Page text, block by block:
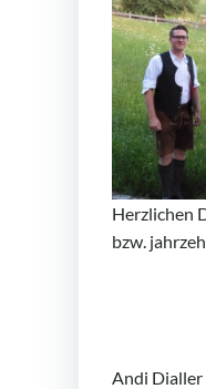
Herzlichen
bzw.
Andi Dialler